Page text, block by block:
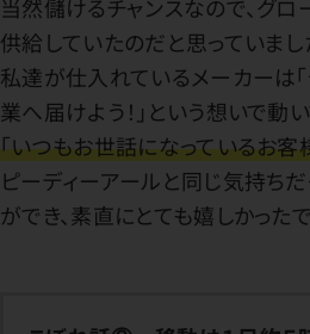
当然儲けるチャンスなので、グ
供給していたのだと思っていまし
私達が仕入れているメーカーは
業へ届けよう！」という想いで動
「いつもお世話になっているお
ピーディーアールと同じ気持ち
ができ、素直にとても嬉しかったで